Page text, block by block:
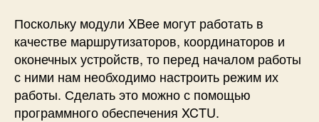
Поскольку модули XBee могут работать в
качестве маршрутизаторов, координаторов и
оконечных устройств, то перед началом работы
с ними нам необходимо настроить режим их
работы. Сделать это можно с помощью
программного обеспечения XCTU.